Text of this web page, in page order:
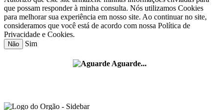
que possam responder à minha consulta. Nós utilizamos Cookies
para melhorar sua experiência em nosso site. Ao continuar no site,
consideramos que você está de acordo com nossa Política de
Privacidade e Cookies.
Não Sim
Aguarde...